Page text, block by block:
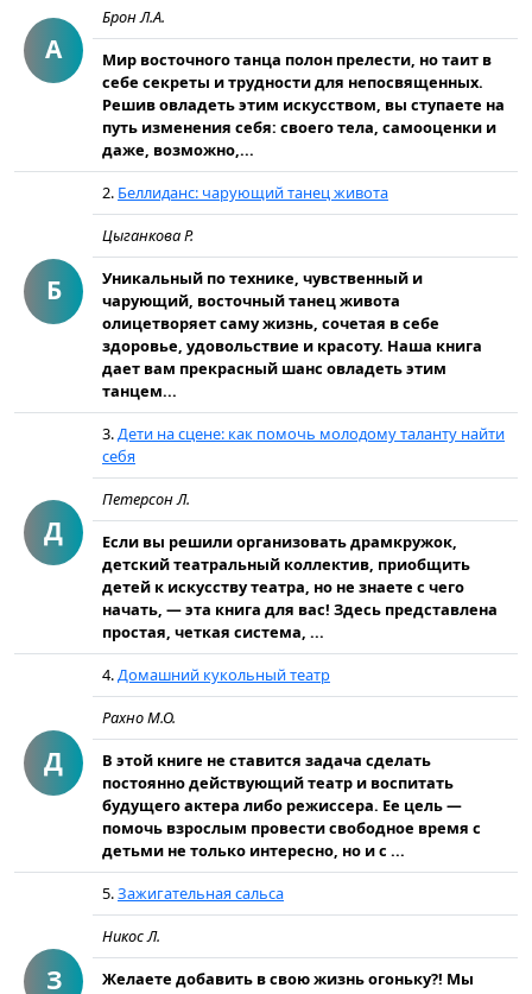
А
Брон Л.А.
Мир восточного танца полон прелести, но таит в
себе секреты и трудности для непосвященных.
Решив овладеть этим искусством, вы ступаете на
путь изменения себя: своего тела, самооценки и
даже, возможно,...
Б
2. Беллиданс: чарующий танец живота
Цыганкова Р.
Уникальный по технике, чувственный и
чарующий, восточный танец живота
олицетворяет саму жизнь, сочетая в себе
здоровье, удовольствие и красоту. Наша книга
дает вам прекрасный шанс овладеть этим
танцем...
Д
3.Дети на сцене: как помочь молодому таланту найти
себя
Петерсон Л.
Если вы решили организовать драмкружок,
детский театральный коллектив, приобщить
детей к искусству театра, но не знаете с чего
начать, — эта книга для вас! Здесь представлена
простая, четкая система, ...
Д
4.Домашний кукольный театр
Рахно М.О.
В этой книге не ставится задача сделать
постоянно действующий театр и воспитать
будущего актера либо режиссера. Ее цель —
помочь взрослым провести свободное время с
детьми не только интересно, но и с ...
З
5.Зажигательная сальса
Никос Л.
Желаете добавить в свою жизнь огоньку?! Мы